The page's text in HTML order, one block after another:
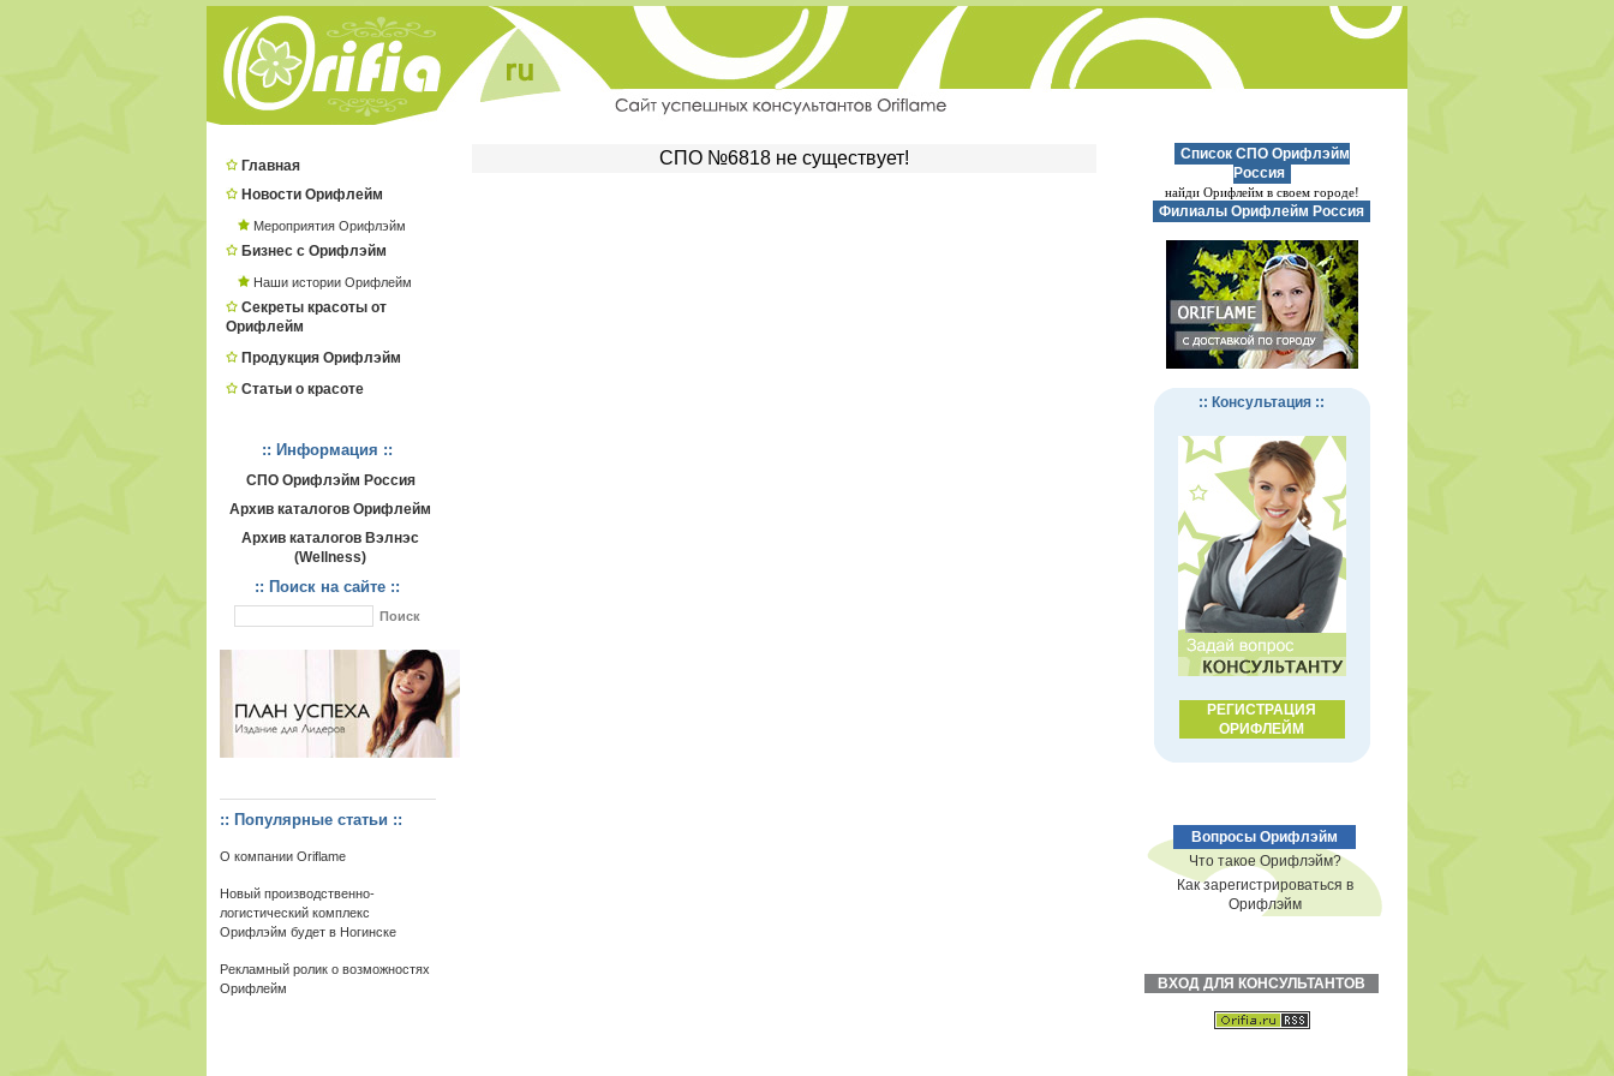
Главная
Новости Орифлейм
Мероприятия Орифлэйм
Бизнес с Орифлэйм
Наши истории Орифлейм
Секреты красоты от
Орифлейм
Продукция Орифлэйм
Статьи о красоте
:: Информация ::
СПО Орифлэйм Россия
Архив каталогов Орифлейм
Архив каталогов Вэлнэс
(Wellness)
:: Поиск на сайте ::
:: Популярные статьи ::
О компании Oriflame
Новый производственно-
логистический комплекс
Орифлэйм будет в Ногинске
Рекламный ролик о возможностях
Орифлейм
СПО №6818 не существует!
Список СПО Орифлэйм
Россия
найди Орифлейм в своем городе!
Филиалы Орифлейм Россия
:: Консультация ::
РЕГИСТРАЦИЯ
ОРИФЛЕЙМ
Вопросы Орифлэйм
Что такое Орифлэйм?
Как зарегистрироваться в
Орифлэйм
ВХОД ДЛЯ КОНСУЛЬТАНТОВ